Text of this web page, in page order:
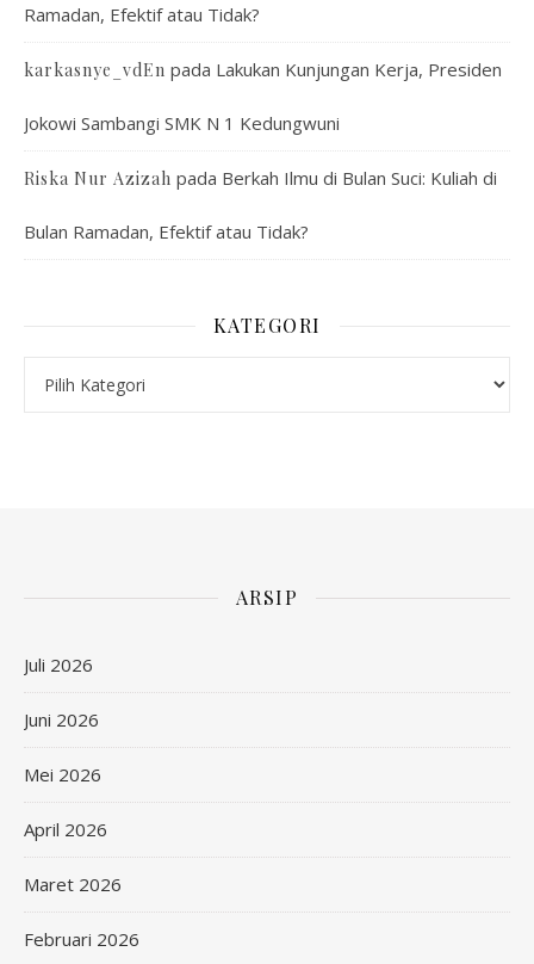
Ramadan, Efektif atau Tidak?
karkasnye_vdEn pada Lakukan Kunjungan Kerja, Presiden
Jokowi Sambangi SMK N 1 Kedungwuni
Riska Nur Azizah pada Berkah Ilmu di Bulan Suci: Kuliah di
Bulan Ramadan, Efektif atau Tidak?
KATEGORI
ARSIP
Juli 2026
Juni 2026
Mei 2026
April 2026
Maret 2026
Februari 2026